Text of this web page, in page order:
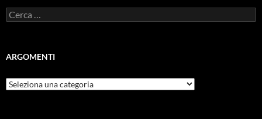
Ricerca
per:
ARGOMENTI
ARGOMENTI